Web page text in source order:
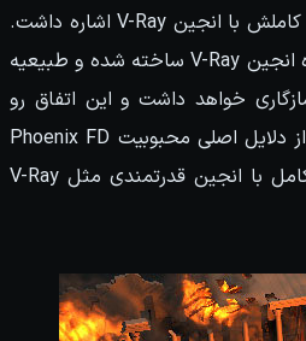
مقایسه میشه. اما بعنوان یکی از شاخصه های اصلی این پلاگین میشه به تعامل کاملش با انجین V-Ray اشاره داشت.
خب همونطوری که در ابتدا هم اشاره کردم این پلاگین توسط ChaosGroup سازنده انجین V-Ray ساخته شده و طبیعیه
خواهد داشت و این اتفاق رو
میتونیم بخوبی در Phoenix FD ببینیم و جالبه که خیلی ها این رو بعنوان یکی از دلایل اصلی محبوبیت Phoenix FD
میدونن. البته هیچ شکی به قدرت Phoenix FD نیست ولی به هر حال ارتباط کامل با انجین قدرتمندی مثل V-Ray